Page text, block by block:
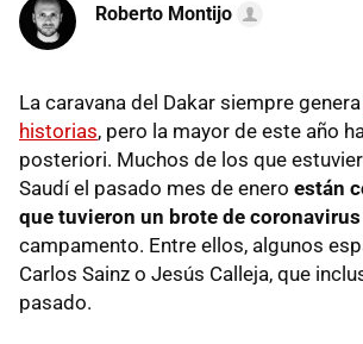
Roberto Montijo
La caravana del Dakar siempre genera
historias, pero la mayor de este año
posteriori. Muchos de los que
Saudí el pasado mes de enero están
que tuvieron un brote de coronavirus
campamento. Entre ellos, algunos
Carlos Sainz o Jesús Calleja, que
pasado.